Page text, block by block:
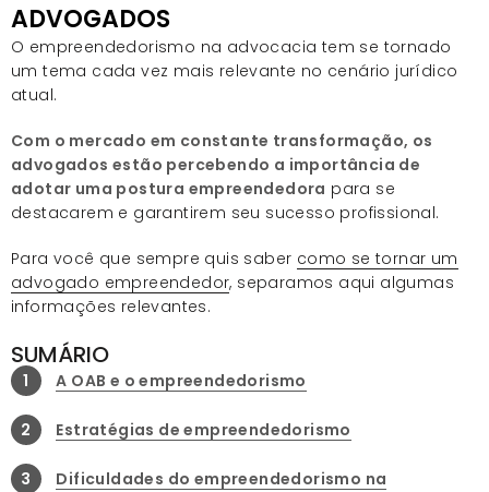
ADVOGADOS
O empreendedorismo na advocacia tem se tornado
um tema cada vez mais relevante no cenário jurídico
atual.
Com o mercado em constante transformação, os
advogados estão percebendo a importância de
adotar uma postura empreendedora para se
destacarem e garantirem seu sucesso profissional.
Para você que sempre quis saber como se tornar um
advogado empreendedor, separamos aqui algumas
informações relevantes.
SUMÁRIO
1 A OAB e o empreendedorismo
2 Estratégias de empreendedorismo
3
Dificuldades do empreendedorismo na